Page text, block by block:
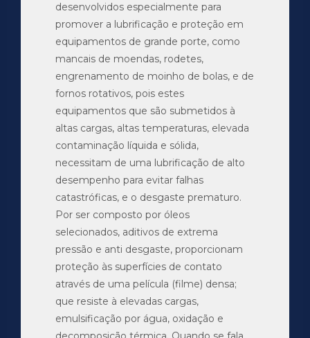
desenvolvidos especialmente para
promover a lubrificação e proteção em
equipamentos de grande porte, como
mancais de moendas, rodetes,
engrenamento de moinho de bolas, e de
fornos rotativos, pois estes
equipamentos que são submetidos à
altas cargas, altas temperaturas, elevada
contaminação líquida e sólida,
necessitam de uma lubrificação de alto
desempenho para evitar falhas
catastróficas, e o desgaste prematuro.
Por ser composto por óleos
selecionados, aditivos de extrema
pressão e anti desgaste, proporcionam
proteção às superfícies de contato
através de uma película (filme) densa;
que resiste à elevadas cargas,
emulsificação por água, oxidação e